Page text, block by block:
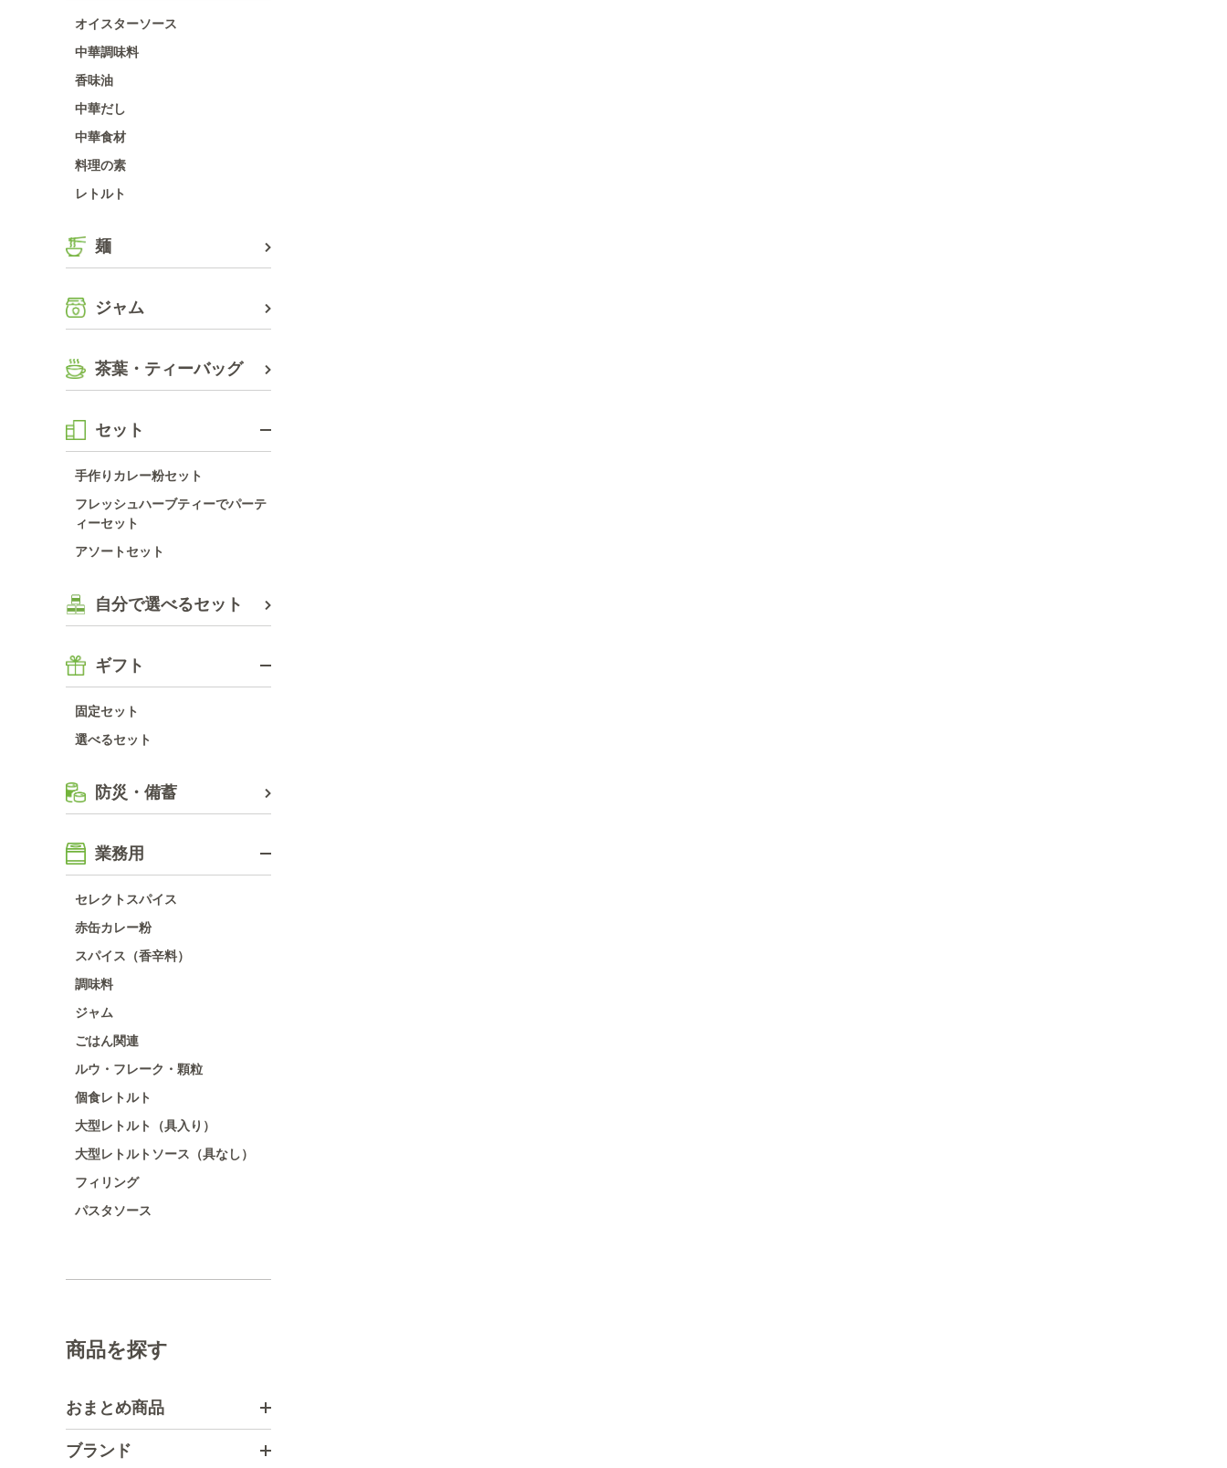
オイスターソース
中華調味料
香味油
中華だし
中華食材
料理の素
レトルト
麺
ジャム
茶葉・ティーバッグ
セット
手作りカレー粉セット
フレッシュハーブティーでパーテ
ィーセット
アソートセット
自分で選べるセット
ギフト
固定セット
選べるセット
防災・備蓄
業務用
セレクトスパイス
赤缶カレー粉
スパイス（香辛料）
調味料
ジャム
ごはん関連
ルウ・フレーク・顆粒
個食レトルト
大型レトルト（具入り）
大型レトルトソース（具なし）
フィリング
パスタソース
商品を探す
おまとめ商品
ブランド